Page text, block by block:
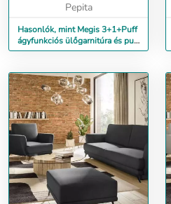
Pepita
Hasonlók, mint Megis 3+1+Puff
ágyfunkciós ülőgarnitúra és puff
zöld